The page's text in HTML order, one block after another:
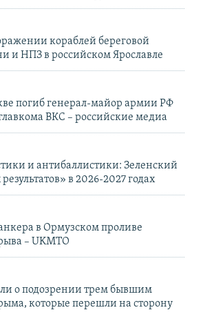
кораблей береговой
и НПЗ в российском Ярославле
погиб генерал-майор армии РФ
ВКС – российские медиа
и антибаллистики: Зеленский
в 2026-2027 годах
в Ормузском проливе
– UKMTO
о подозрении трем бывшим
которые перешли на сторону